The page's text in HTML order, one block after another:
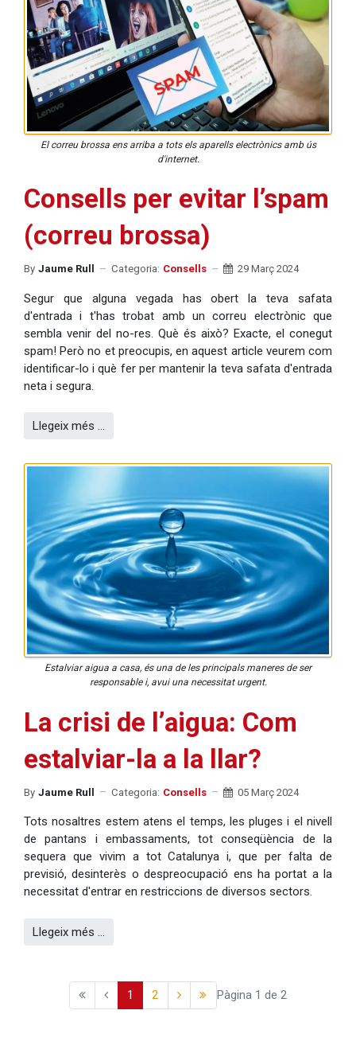
El correu brossa ens arriba a tots els aparells electrònics amb ús
d'internet.
Consells per evitar l’spam
(correu brossa)
By Jaume Rull Categoria: Consells 29 Març 2024
Segur que alguna vegada has obert la teva safata
d'entrada i t'has trobat amb un correu electrònic que
sembla venir del no-res. Què és això? Exacte, el conegut
spam! Però no et preocupis, en aquest article veurem com
identificar-lo i què fer per mantenir la teva safata d'entrada
neta i segura.
Llegeix més …
Estalviar aigua a casa, és una de les principals maneres de ser
responsable i, avui una necessitat urgent.
La crisi de l’aigua: Com
estalviar-la a la llar?
By Jaume Rull Categoria: Consells 05 Març 2024
Tots nosaltres estem atens el temps, les pluges i el nivell
de pantans i embassaments, tot conseqüència de la
sequera que vivim a tot Catalunya i, que per falta de
previsió, desinterès o despreocupació ens ha portat a la
necessitat d'entrar en restriccions de diversos sectors.
Llegeix més …
1 2 Pàgina 1 de 2